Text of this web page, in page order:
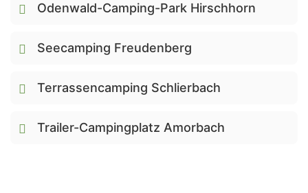
Odenwald-Camping-Park Hirschhorn
Seecamping Freudenberg
Terrassencamping Schlierbach
Trailer-Campingplatz Amorbach